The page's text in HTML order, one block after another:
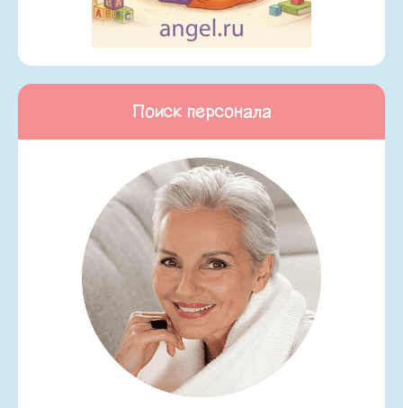
Поиск персонала